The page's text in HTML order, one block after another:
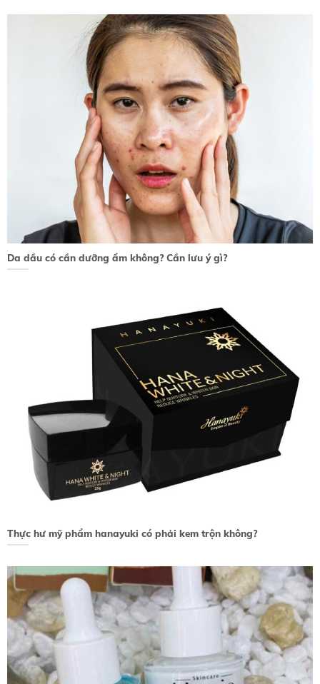
Da dầu có cần dưỡng ẩm không? Cần lưu ý gì?
Thực hư mỹ phẩm hanayuki có phải kem trộn không?